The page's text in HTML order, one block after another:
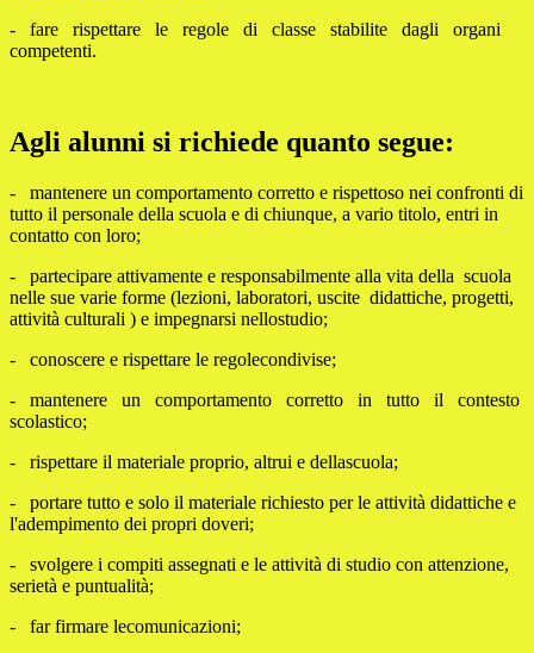
- fare rispettare le regole di classe stabilite dagli organi
competenti.
Agli alunni si richiede quanto segue:
- mantenere un comportamento corretto e rispettoso nei confronti di
tutto il personale della scuola e di chiunque, a vario titolo, entri in
contatto con loro;
- partecipare attivamente e responsabilmente alla vita della scuola
nelle sue varie forme (lezioni, laboratori, uscite didattiche, progetti,
attività culturali ) e impegnarsi nellostudio;
- conoscere e rispettare le regolecondivise;
- mantenere un comportamento corretto in tutto il contesto
scolastico;
- rispettare il materiale proprio, altrui e dellascuola;
- portare tutto e solo il materiale richiesto per le attività didattiche e
l'adempimento dei propri doveri;
- svolgere i compiti assegnati e le attività di studio con attenzione,
serietà e puntualità;
- far firmare lecomunicazioni;